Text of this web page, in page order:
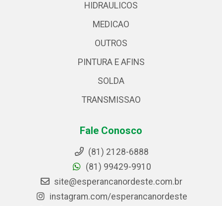
HIDRAULICOS
MEDICAO
OUTROS
PINTURA E AFINS
SOLDA
TRANSMISSAO
Fale Conosco
(81) 2128-6888
(81) 99429-9910
site@esperancanordeste.com.br
instagram.com/esperancanordeste